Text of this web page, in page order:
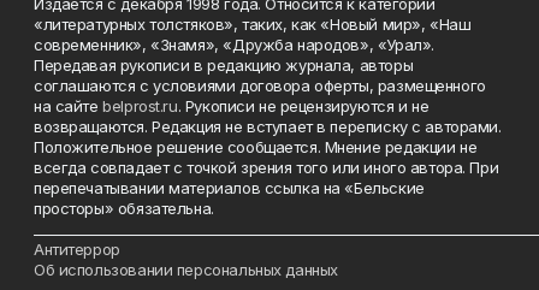
«литературных толстяков», таких, как «Новый мир», «Наш
современник», «Знамя», «Дружба народов», «Урал».
Передавая рукописи в редакцию журнала, авторы
соглашаются с условиями договора оферты, размещенного
на сайтеbelprost.ru. Рукописи не рецензируются и не
возвращаются. Редакция не вступает в переписку с авторами.
Положительное решение сообщается. Мнение редакции не
всегда совпадает с точкой зрения того или иного автора. При
перепечатывании материалов ссылка на «Бельские
просторы» обязательна.
Антитеррор
Об использовании персональных данных